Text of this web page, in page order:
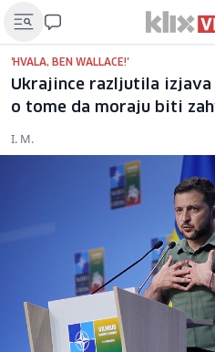
'HVALA, BEN WALLACE!'
Ukrajince razljutila
o tome da moraju biti
I. M.